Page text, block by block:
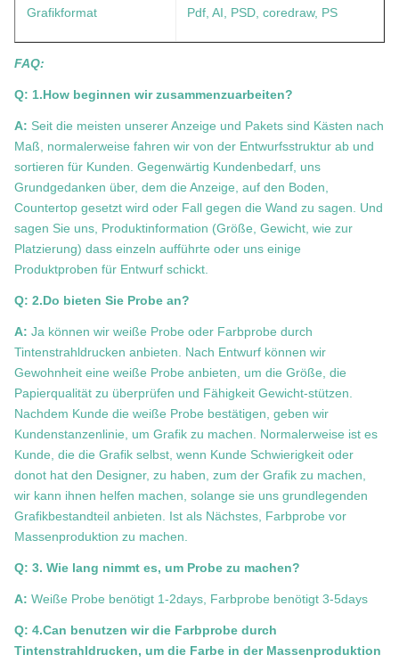
Grafikformat Pdf, AI, PSD, coredraw, PS
FAQ:
Q: 1.How beginnen wir zusammenzuarbeiten?
A: Seit die meisten unserer Anzeige und Pakets sind Kästen nach
Maß, normalerweise fahren wir von der Entwurfsstruktur ab und
sortieren für Kunden. Gegenwärtig Kundenbedarf, uns
Grundgedanken über, dem die Anzeige, auf den Boden,
Countertop gesetzt wird oder Fall gegen die Wand zu sagen. Und
sagen Sie uns, Produktinformation (Größe, Gewicht, wie zur
Platzierung) dass einzeln aufführte oder uns einige
Produktproben für Entwurf schickt.
Q: 2.Do bieten Sie Probe an?
A: Ja können wir weiße Probe oder Farbprobe durch
Tintenstrahldrucken anbieten. Nach Entwurf können wir
Gewohnheit eine weiße Probe anbieten, um die Größe, die
Papierqualität zu überprüfen und Fähigkeit Gewicht-stützen.
Nachdem Kunde die weiße Probe bestätigen, geben wir
Kundenstanzenlinie, um Grafik zu machen. Normalerweise ist es
Kunde, die die Grafik selbst, wenn Kunde Schwierigkeit oder
donot hat den Designer, zu haben, zum der Grafik zu machen,
wir kann ihnen helfen machen, solange sie uns grundlegenden
Grafikbestandteil anbieten. Ist als Nächstes, Farbprobe vor
Massenproduktion zu machen.
Q: 3. Wie lang nimmt es, um Probe zu machen?
A: Weiße Probe benötigt 1-2days, Farbprobe benötigt 3-5days
Q: 4.Can benutzen wir die Farbprobe durch
Tintenstrahldrucken, um die Farbe in der Massenproduktion